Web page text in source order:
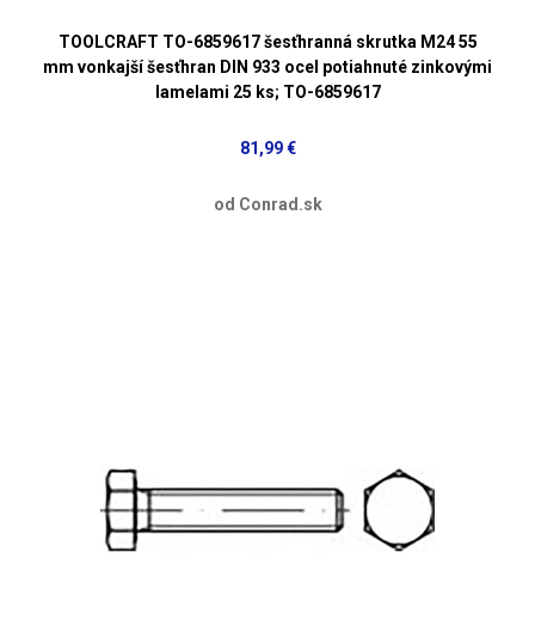
TOOLCRAFT TO-6859617 šesťhranná skrutka M24 55
mm vonkajší šesťhran DIN 933 ocel potiahnuté zinkovými
lamelami 25 ks; TO-6859617
81,99 €
od Conrad.sk